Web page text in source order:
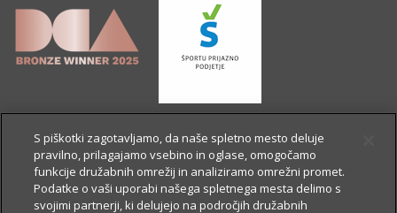
S piškotki zagotavljamo, da naše spletno mesto deluje
pravilno, prilagajamo vsebino in oglase, omogočamo
funkcije družabnih omrežij in analiziramo omrežni promet.
Podatke o vaši uporabi našega spletnega mesta delimo s
svojimi partnerji, ki delujejo na področjih družabnih